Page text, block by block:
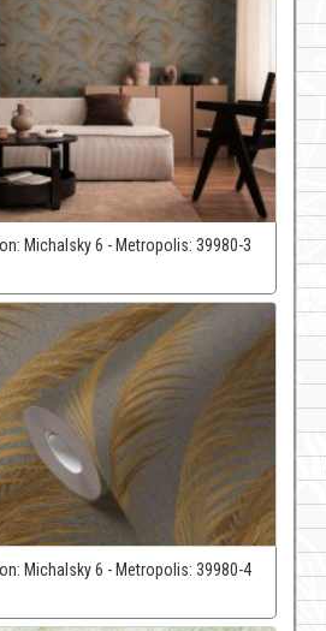
Michalsky 6 - Metropolis: 39980-3
Michalsky 6 - Metropolis: 39980-4